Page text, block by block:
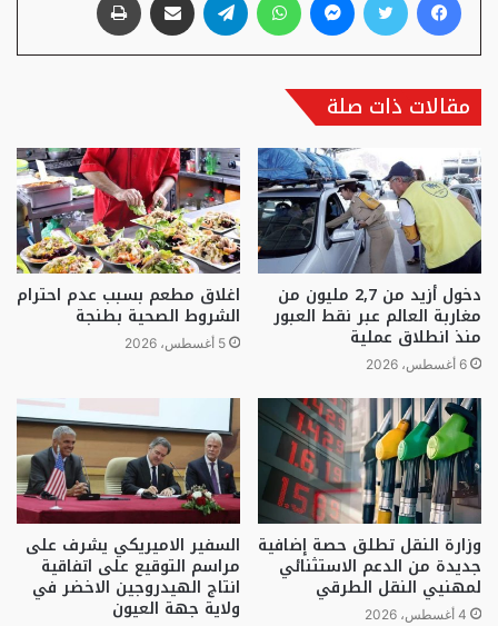
مقالات ذات صلة
دخول أزيد من 2,7 مليون من
مغاربة العالم عبر نقط العبور
منذ انطلاق عملية
6 أغسطس، 2026
اغلاق مطعم بسبب عدم احترام
الشروط الصحية بطنجة
5 أغسطس، 2026
وزارة النقل تطلق حصة إضافية
جديدة من الدعم الاستثنائي
لمهنيي النقل الطرقي
4 أغسطس، 2026
السفير الاميريكي يشرف على
مراسم التوقيع على اتفاقية
انتاج الهيدروجين الاخضر في
ولاية جهة العيون